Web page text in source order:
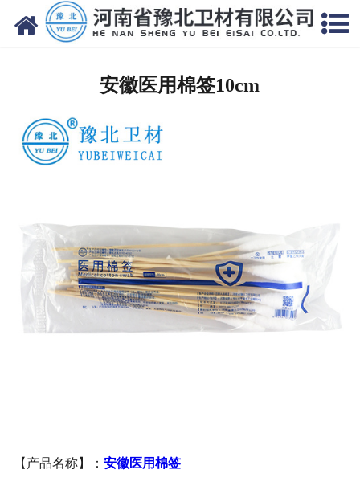
网站首页
安徽显影纱布
安徽医用口罩帽
安徽医用包类
安徽其他卫材
安徽医用棉签10cm
【产品名称】： 安徽医用棉签